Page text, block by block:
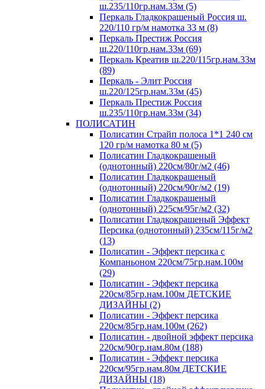
ш.235/110гр.нам.33м (5)
Перкаль Гладкокрашеный Россия ш.
220/110 гр/м намотка 33 м (8)
Перкаль Престиж Россия
ш.220/110гр.нам.33м (69)
Перкаль Креатив ш.220/115гр.нам.33м
(89)
Перкаль - Элит Россия
ш.220/125гр.нам.33м (45)
Перкаль Престиж Россия
ш.235/110гр.нам.33м (34)
ПОЛИСАТИН
Полисатин Страйп полоса 1*1 240 см
120 гр/м намотка 80 м (5)
Полисатин Гладкокрашеный
(однотонный) 220см/80г/м2 (46)
Полисатин Гладкокрашеный
(однотонный) 220см/90г/м2 (19)
Полисатин Гладкокрашеный
(однотонный) 225см/95г/м2 (32)
Полисатин Гладкокрашеный Эффект
Персика (однотонный) 235см/115г/м2
(13)
Полисатин - Эффект персика с
Компаньоном 220см/75гр.нам.100м
(29)
Полисатин - Эффект персика
220см/85гр.нам.100м ДЕТСКИЕ
ДИЗАЙНЫ (2)
Полисатин - Эффект персика
220см/85гр.нам.100м (262)
Полисатин - двойной эффект персика
220см/90гр.нам.80м (188)
Полисатин - Эффект персика
220см/95гр.нам.80м ДЕТСКИЕ
ДИЗАЙНЫ (18)